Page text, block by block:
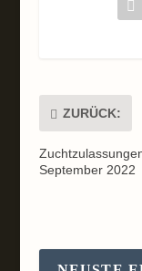
ZURÜCK:
September 2022